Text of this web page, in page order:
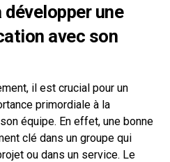
une
avec son
il est crucial pour un
primordiale à la
équipe. En effet, une bonne
clé dans un groupe qui
ou dans un service. Le